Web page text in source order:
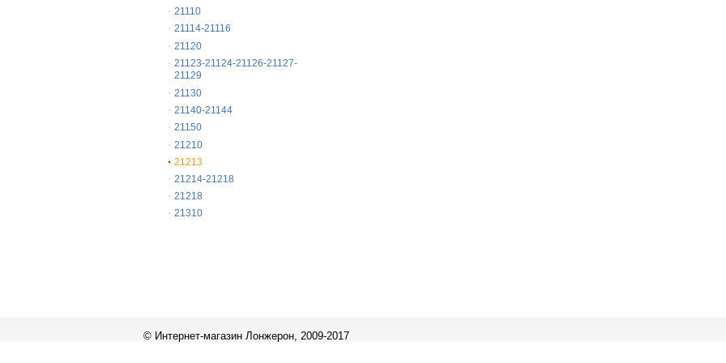
21110
21114-21116
21120
21123-21124-21126-21127-
21129
21130
21140-21144
21150
21210
21213
21214-21218
21218
21310
© Интернет-магазин Лонжерон, 2009-2017